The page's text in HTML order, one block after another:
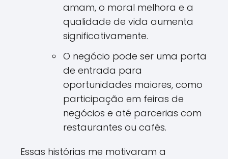
amam, o moral melhora e a
qualidade de vida aumenta
significativamente.
O negócio pode ser uma porta
de entrada para
oportunidades maiores, como
participação em feiras de
negócios e até parcerias com
restaurantes ou cafés.
Essas histórias me motivaram a